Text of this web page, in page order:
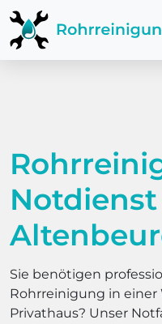
Notdienst
Sie benötigen
Rohrreinigung in
Privathaus? Unser